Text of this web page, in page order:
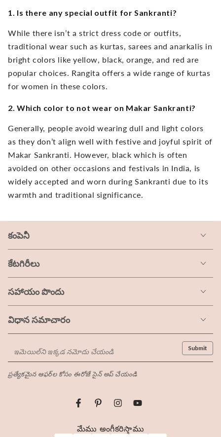
1. Is there any special outfit for Sankranti?
While there isn’t a strict dress code or outfits,
traditional wear such as kurtas, sarees and anarkalis in
bright colors like yellow, black, orange, and red are
popular choices. Rangita offers a wide range of kurtas
for women in these colors.
2. Which color to not wear on Makar Sankranti?
Generally, people avoid wearing dull and light colors
as they don’t align well with festive and joyful spirit of
Makar Sankranti. However, black which is often
avoided on other occasions and festivals in India, is
widely accepted and worn during Sankranti due to its
warmth and traditional significance.
కంపెనీ
కేటగిరీలు
సహాయం పొందు
విధాన సమాచారం
ఇమెయిల్‌ని
ఇక్కడ
నమోదు
Submit
ప్రత్యేకమైన ఆఫర్‌ల కోసం ఈరోజే సైన్ అప్ చేయండి
ఫేస్బుక్Pinterestఇన్స్టాగ్రామ్YouTube
చెల్లింపు
మేము అంగీకరిస్తాము